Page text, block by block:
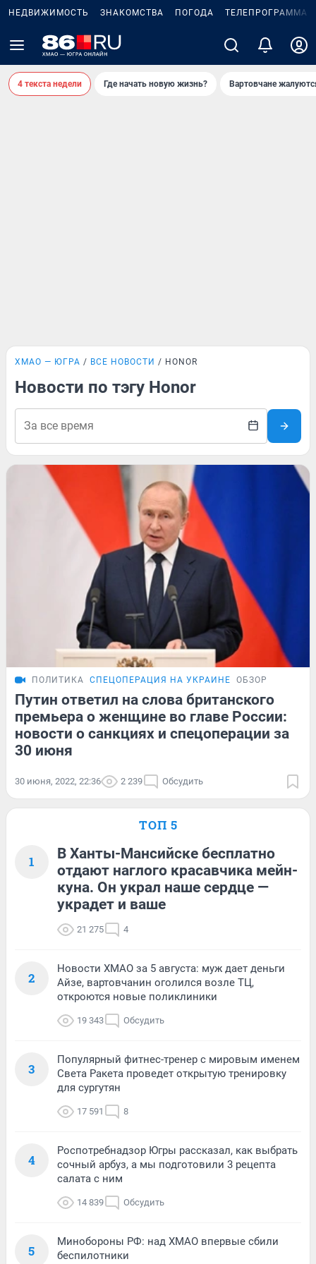
НЕДВИЖИМОСТЬ ЗНАКОМСТВА ПОГОДА ТЕЛЕПРОГРАММА
4 текста недели Где начать новую жизнь? Вартовчане
ХМАО — ЮГРА ВСЕ НОВОСТИ HONOR
Новости по тэгу Honor
ПОЛИТИКА СПЕЦОПЕРАЦИЯ НА УКРАИНЕ ОБЗОР
Путин ответил на слова британского
премьера о женщине во главе России:
новости о санкциях и спецоперации за
30 июня
30 июня, 2022, 22:36 2 239 Обсудить
ТОП 5
1
В Ханты-Мансийске бесплатно
отдают наглого красавчика мейн-
куна. Он украл наше сердце —
украдет и ваше
21 275 4
2
Новости ХМАО за 5 августа: муж дает деньги
Айзе, вартовчанин оголился возле ТЦ,
откроются новые поликлиники
19 343 Обсудить
3
Популярный фитнес-тренер с мировым именем
Света Ракета проведет открытую тренировку
для сургутян
17 591 8
4
Роспотребнадзор Югры рассказал, как выбрать
сочный арбуз, а мы подготовили 3 рецепта
салата с ним
14 839 Обсудить
5
Минобороны РФ: над ХМАО впервые сбили
беспилотники